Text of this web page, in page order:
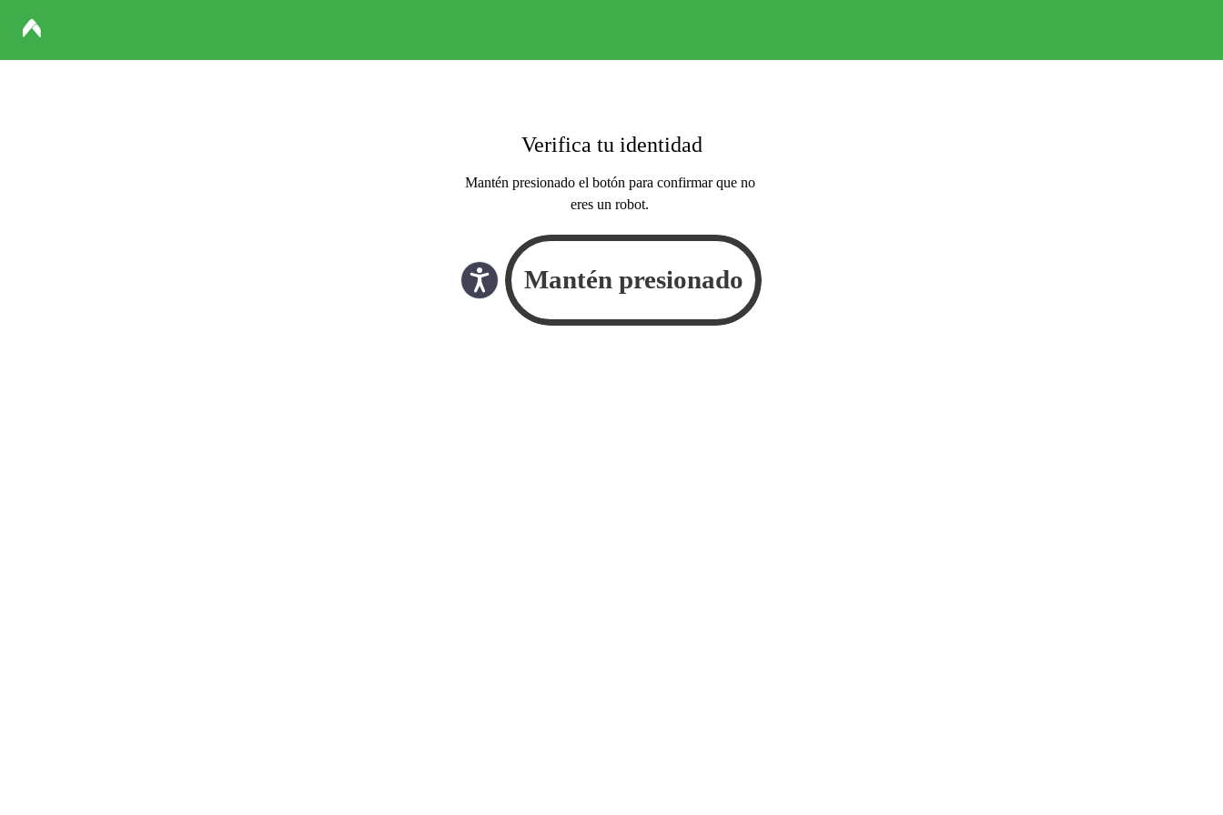
Verifica tu identidad
Mantén presionado el botón para confirmar que no
eres un robot.